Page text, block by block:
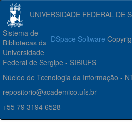
UNIVERSIDADE FEDERAL DE
DSpace Software
Sistema de
Bibliotecas da
Universidade
Federal de Sergipe - SIBIUFS
Núcleo de Tecnologia da Informação -
repositorio@academico.ufs.br
+55 79 3194-6528